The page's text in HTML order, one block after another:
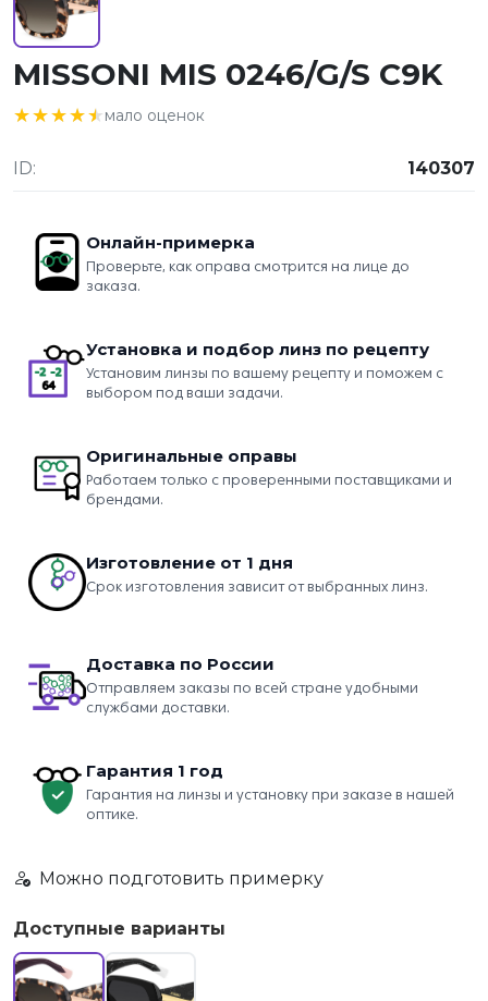
MISSONI MIS 0246/G/S C9K
★★★★★
★★★★★мало оценок
ID: 140307
Онлайн-примерка
Проверьте, как оправа смотрится на лице до
заказа.
Установка и подбор линз по рецепту
Установим линзы по вашему рецепту и поможем с
выбором под ваши задачи.
Оригинальные оправы
Работаем только с проверенными поставщиками и
брендами.
Изготовление от 1 дня
Срок изготовления зависит от выбранных линз.
Доставка по России
Отправляем заказы по всей стране удобными
службами доставки.
Гарантия 1 год
Гарантия на линзы и установку при заказе в нашей
оптике.
Можно подготовить примерку
Доступные варианты